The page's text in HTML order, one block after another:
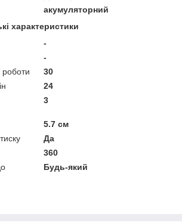
акумуляторний
характеристики
-
-
роботи
30
24
3
5.7 см
Да
360
Будь-який